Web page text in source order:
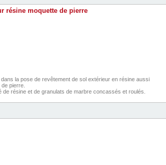
résine moquette de pierre
la pose de revêtement de sol extérieur en résine aussi
pierre.
résine et de granulats de marbre concassés et roulés.